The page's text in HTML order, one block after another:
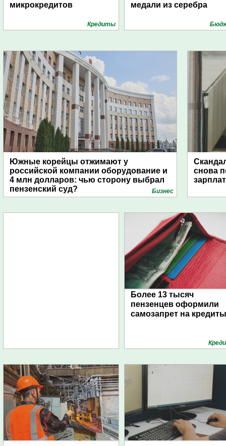
микрокредитов
Кредиты
медали из серебра
Южные корейцы отжимают у
российской компании оборудование и
4 млн долларов: чью сторону выбрал
пензенский суд?
Бизнес
снова
Более 13 тысяч
пензенцев оформили
самозапрет на кредиты